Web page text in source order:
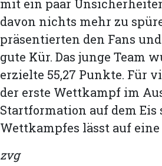
mit ein paar
davon nichts mehr zu
präsentierten den Fans
gute Kür. Das junge Team
erzielte 55,27 Punkte. Für
der erste Wettkampf im
Startformation auf dem Eis
Wettkampfes lässt auf
zvg